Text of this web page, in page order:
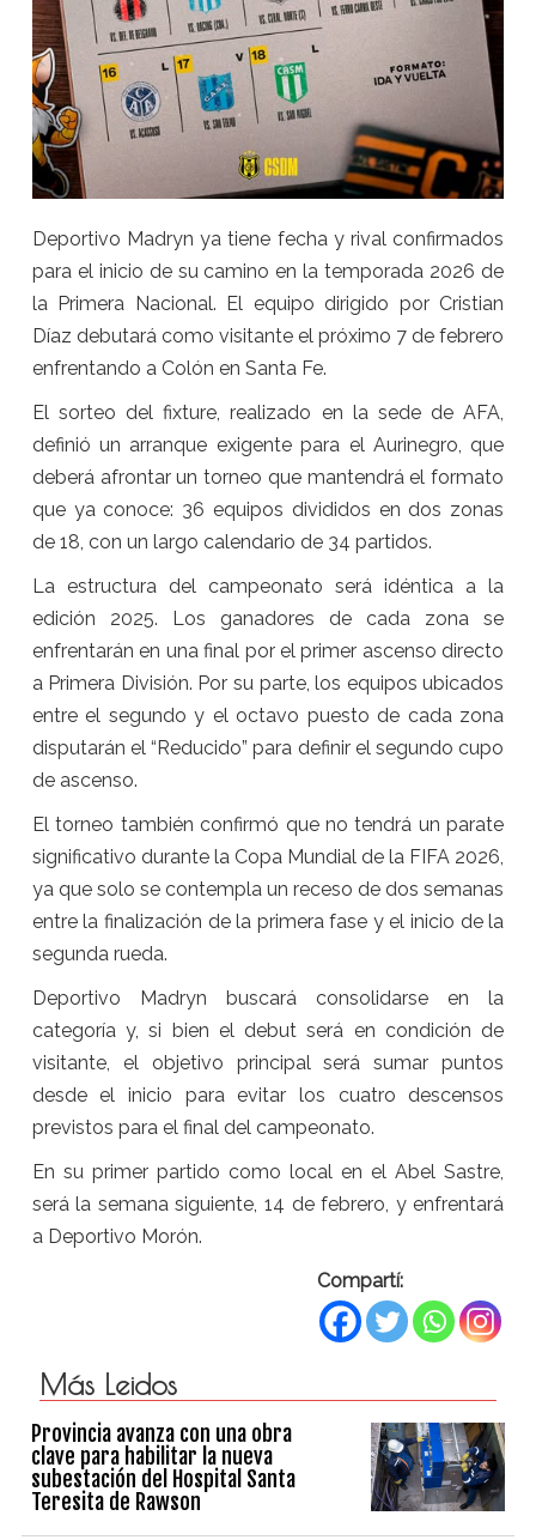
Deportivo Madryn ya tiene fecha y rival confirmados
para el inicio de su camino en la temporada 2026 de
la Primera Nacional. El equipo dirigido por Cristian
Díaz debutará como visitante el próximo 7 de febrero
enfrentando a Colón en Santa Fe.
El sorteo del fixture, realizado en la sede de AFA,
definió un arranque exigente para el Aurinegro, que
deberá afrontar un torneo que mantendrá el formato
que ya conoce: 36 equipos divididos en dos zonas
de 18, con un largo calendario de 34 partidos.
La estructura del campeonato será idéntica a la
edición 2025. Los ganadores de cada zona se
enfrentarán en una final por el primer ascenso directo
a Primera División. Por su parte, los equipos ubicados
entre el segundo y el octavo puesto de cada zona
disputarán el “Reducido” para definir el segundo cupo
de ascenso.
El torneo también confirmó que no tendrá un parate
significativo durante la Copa Mundial de la FIFA 2026,
ya que solo se contempla un receso de dos semanas
entre la finalización de la primera fase y el inicio de la
segunda rueda.
Deportivo Madryn buscará consolidarse en la
categoría y, si bien el debut será en condición de
visitante, el objetivo principal será sumar puntos
desde el inicio para evitar los cuatro descensos
previstos para el final del campeonato.
En su primer partido como local en el Abel Sastre,
será la semana siguiente, 14 de febrero, y enfrentará
a Deportivo Morón.
Compartí:
Más Leidos
Provincia avanza con una obra
clave para habilitar la nueva
subestación del Hospital Santa
Teresita de Rawson